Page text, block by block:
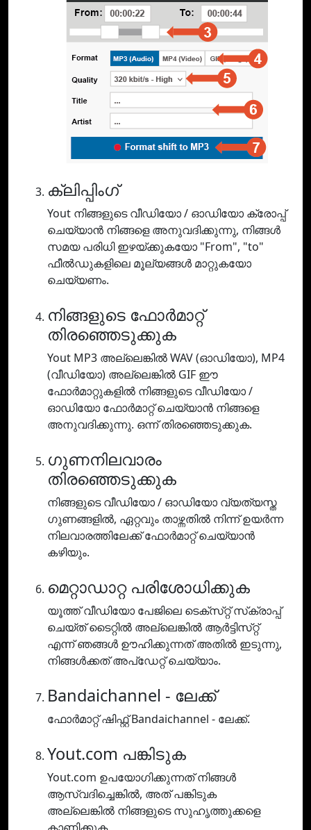
ക്ലിപ്പിംഗ്
Yout നിങ്ങളുടെ വീഡിയോ / ഓഡിയോ ക്രോപ്പ്
ചെയ്യാൻ നിങ്ങളെ അനുവദിക്കുന്നു, നിങ്ങൾ
സമയ പരിധി ഇഴയ്ക്കുകയോ "From", "to"
ഫീൽഡുകളിലെ മൂല്യങ്ങൾ മാറ്റുകയോ
ചെയ്യണം.
നിങ്ങളുടെ ഫോർമാറ്റ്
തിരഞ്ഞെടുക്കുക
Yout MP3 അല്ലെങ്കിൽ WAV (ഓഡിയോ), MP4
(വീഡിയോ) അല്ലെങ്കിൽ GIF ഈ
ഫോർമാറ്റുകളിൽ നിങ്ങളുടെ വീഡിയോ /
ഓഡിയോ ഫോർമാറ്റ് ചെയ്യാൻ നിങ്ങളെ
അനുവദിക്കുന്നു. ഒന്ന് തിരഞ്ഞെടുക്കുക.
ഗുണനിലവാരം
തിരഞ്ഞെടുക്കുക
നിങ്ങളുടെ വീഡിയോ / ഓഡിയോ വ്യത്യസ്ത
ഗുണങ്ങളിൽ, ഏറ്റവും താഴ്ന്നതിൽ നിന്ന് ഉയർന്ന
നിലവാരത്തിലേക്ക് ഫോർമാറ്റ് ചെയ്യാൻ
കഴിയും.
മെറ്റാഡാറ്റ പരിശോധിക്കുക
യൂത്ത് വീഡിയോ പേജിലെ ടെക്‌സ്‌റ്റ് സ്‌ക്രാപ്പ്
ചെയ്‌ത് ടൈറ്റിൽ അല്ലെങ്കിൽ ആർട്ടിസ്‌റ്റ്
എന്ന് ഞങ്ങൾ ഊഹിക്കുന്നത് അതിൽ ഇടുന്നു,
നിങ്ങൾക്കത് അപ്‌ഡേറ്റ് ചെയ്യാം.
Bandaichannel - ലേക്ക്
ഫോർമാറ്റ് ഷിഫ്റ്റ് Bandaichannel - ലേക്ക്.
Yout.com പങ്കിടുക
Yout.com ഉപയോഗിക്കുന്നത് നിങ്ങൾ
ആസ്വദിച്ചെങ്കിൽ, അത് പങ്കിടുക
അല്ലെങ്കിൽ നിങ്ങളുടെ സുഹൃത്തുക്കളെ